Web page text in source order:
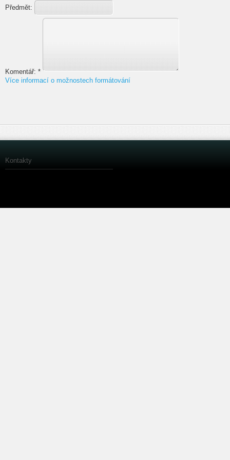
Předmět:
Komentář: *
Více informací o možnostech formátování
Kontakty